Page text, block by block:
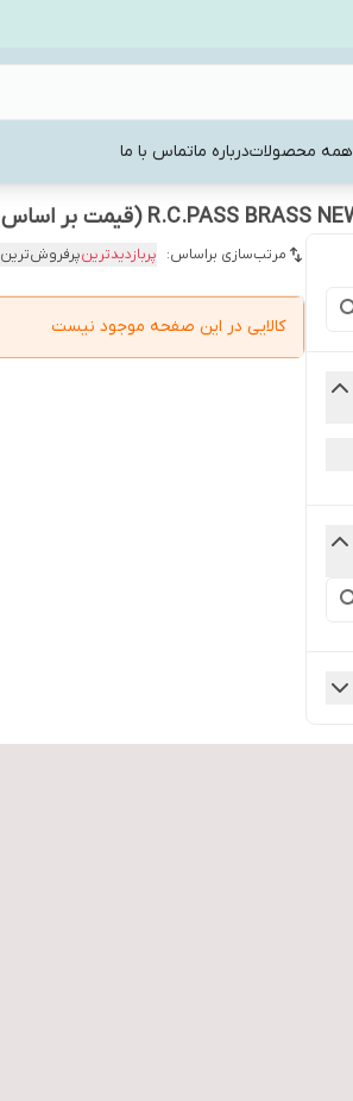
همه محصولاتدرباره ماتماس با ما
مرتب‌سازی براساس: پربازدیدترینپرفروش‌ترین
کالایی در این صفحه موجود نیست